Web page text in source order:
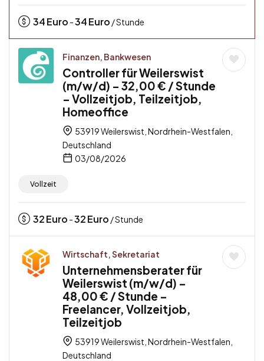
34Euro -34Euro / Stunde
Finanzen, Bankwesen
Controller für Weilerswist
(m/w/d) – 32,00 € / Stunde
– Vollzeitjob, Teilzeitjob,
Homeoffice
53919 Weilerswist, Nordrhein-Westfalen,
Deutschland
03/08/2026
Vollzeit
32Euro -32Euro / Stunde
Wirtschaft, Sekretariat
Unternehmensberater für
Weilerswist (m/w/d) –
48,00 € / Stunde –
Freelancer, Vollzeitjob,
Teilzeitjob
53919 Weilerswist, Nordrhein-Westfalen,
Deutschland